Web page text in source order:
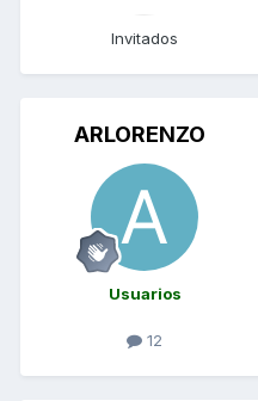
Invitados
ARLORENZO
Usuarios
12